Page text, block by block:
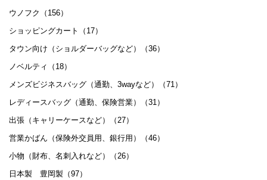
ウノフク（156）
ショッピングカート（17）
タウン向け（ショルダーバッグなど）（36）
ノベルティ（18）
メンズビジネスバッグ（通勤、3wayなど）（71）
レディースバッグ（通勤、保険営業）（31）
出張（キャリーケースなど）（27）
営業かばん（保険外交員用、銀行用）（46）
小物（財布、名刺入れなど）（26）
日本製 豊岡製（97）